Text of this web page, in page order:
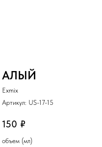
АЛЫЙ
Exmix
Артикул: US-17-15
150 ₽
объем (мл)